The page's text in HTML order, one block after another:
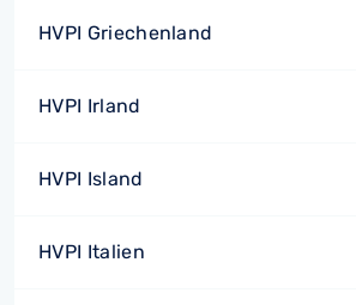
HVPI Griechenland
HVPI Irland
HVPI Island
HVPI Italien